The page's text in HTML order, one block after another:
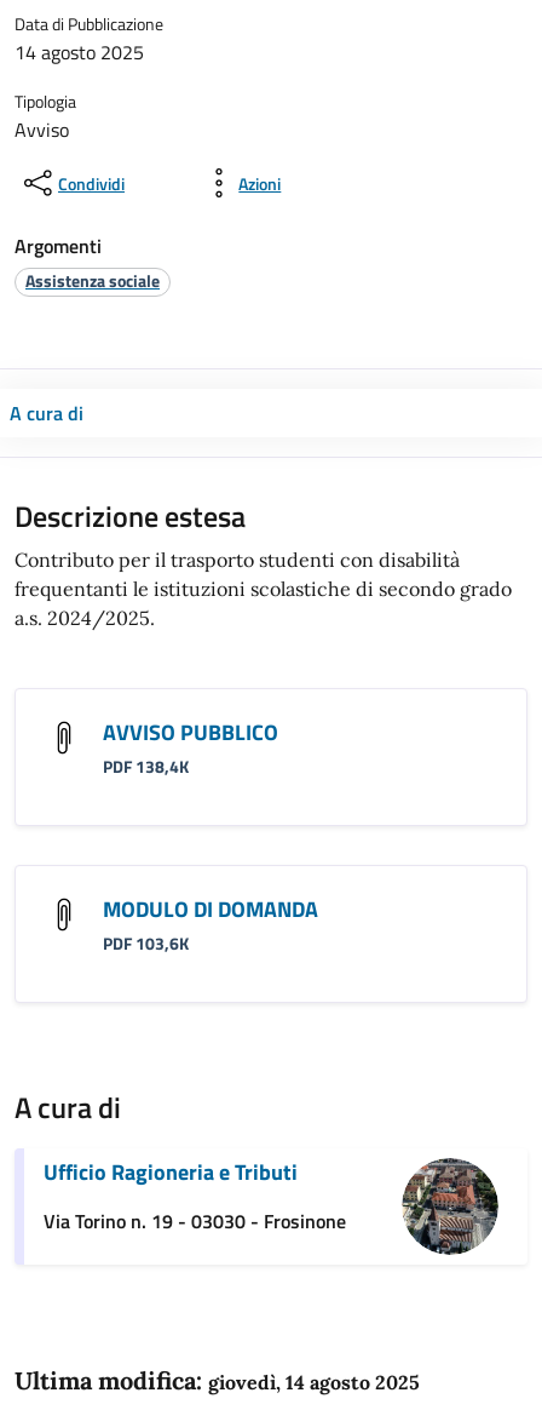
Data di Pubblicazione
14 agosto 2025
Tipologia
Avviso
Condividi Azioni
Argomenti
Assistenza sociale
A cura di
Descrizione estesa
Contributo per il trasporto studenti con disabilità
frequentanti le istituzioni scolastiche di secondo grado
a.s. 2024/2025.
AVVISO PUBBLICO
PDF 138,4K
MODULO DI DOMANDA
PDF 103,6K
A cura di
Ufficio Ragioneria e Tributi
Via Torino n. 19 - 03030 - Frosinone
Ultima modifica: giovedì, 14 agosto 2025